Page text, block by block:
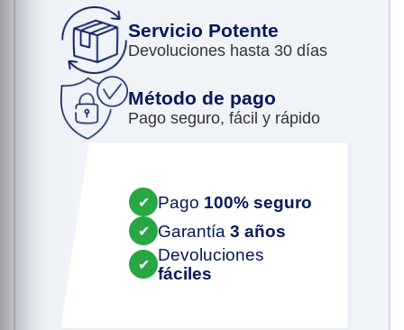
Servicio Potente
Devoluciones hasta 30 días
Método de pago
Pago seguro, fácil y rápido
✔ Pago 100% seguro
✔ Garantía 3 años
✔
Devoluciones
fáciles